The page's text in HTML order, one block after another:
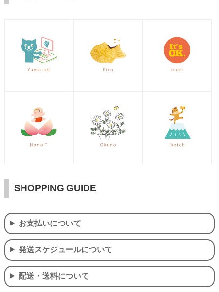
SHOPPING GUIDE
お支払いについて
発送スケジュールについて
配送・送料について